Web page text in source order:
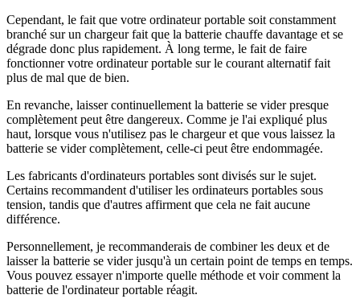
Cependant, le fait que votre ordinateur portable soit constamment
branché sur un chargeur fait que la batterie chauffe davantage et se
dégrade donc plus rapidement. À long terme, le fait de faire
fonctionner votre ordinateur portable sur le courant alternatif fait
plus de mal que de bien.
En revanche, laisser continuellement la batterie se vider presque
complètement peut être dangereux. Comme je l'ai expliqué plus
haut, lorsque vous n'utilisez pas le chargeur et que vous laissez la
batterie se vider complètement, celle-ci peut être endommagée.
Les fabricants d'ordinateurs portables sont divisés sur le sujet.
Certains recommandent d'utiliser les ordinateurs portables sous
tension, tandis que d'autres affirment que cela ne fait aucune
différence.
Personnellement, je recommanderais de combiner les deux et de
laisser la batterie se vider jusqu'à un certain point de temps en temps.
Vous pouvez essayer n'importe quelle méthode et voir comment la
batterie de l'ordinateur portable réagit.